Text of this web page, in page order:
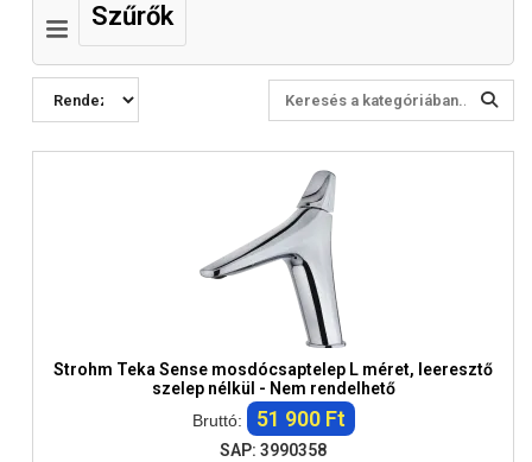
Szűrők
Strohm Teka Sense mosdócsaptelep L méret, leeresztő
szelep nélkül - Nem rendelhető
Bruttó:
51 900 Ft
SAP: 3990358